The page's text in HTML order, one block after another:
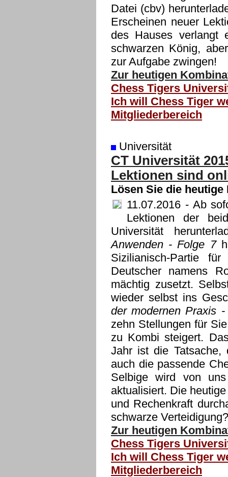
Datei (cbv)
Erscheinen neuer
des Hauses verlangt
schwarzen König,
zur Aufgabe zwingen!
Zur heutigen
Chess Tigers
Ich will Chess Tiger
Mitgliederbereich
Universität
CT Universität
Lektionen sind
Lösen Sie die
11.07.2016 - Ab
Lektionen der
Universität
Anwenden - Folge 7
Sizilianisch-Partie
Deutscher namens
mächtig zusetzt.
wieder selbst ins
der modernen Praxis
zehn Stellungen für
zu Kombi steigert.
Jahr ist die Tatsache,
auch die passende
Selbige wird von
aktualisiert. Die
und Rechenkraft
schwarze Verteidigung?
Zur heutigen
Chess Tigers
Ich will Chess Tiger
Mitgliederbereich